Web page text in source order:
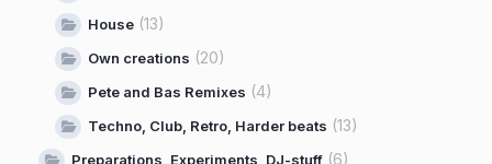
House (13)
Own creations (20)
Pete and Bas Remixes (4)
Techno, Club, Retro, Harder beats (13)
Preparations, Experiments, DJ-stuff (6)